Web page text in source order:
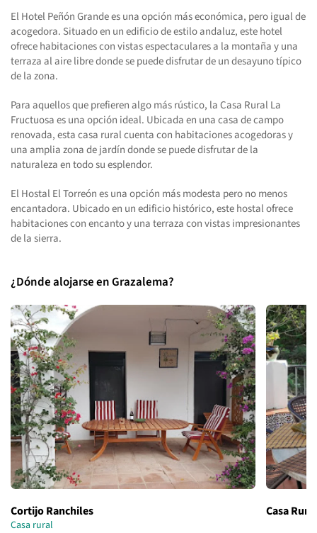
El Hotel Peñón Grande es una opción más económica, pero igual de
acogedora. Situado en un edificio de estilo andaluz, este hotel
ofrece habitaciones con vistas espectaculares a la montaña y una
terraza al aire libre donde se puede disfrutar de un desayuno típico
de la zona.
Para aquellos que prefieren algo más rústico, la Casa Rural La
Fructuosa es una opción ideal. Ubicada en una casa de campo
renovada, esta casa rural cuenta con habitaciones acogedoras y
una amplia zona de jardín donde se puede disfrutar de la
naturaleza en todo su esplendor.
El Hostal El Torreón es una opción más modesta pero no menos
encantadora. Ubicado en un edificio histórico, este hostal ofrece
habitaciones con encanto y una terraza con vistas impresionantes
de la sierra.
¿Dónde alojarse en Grazalema?
Cortijo Ranchiles
Casa rural
Casa